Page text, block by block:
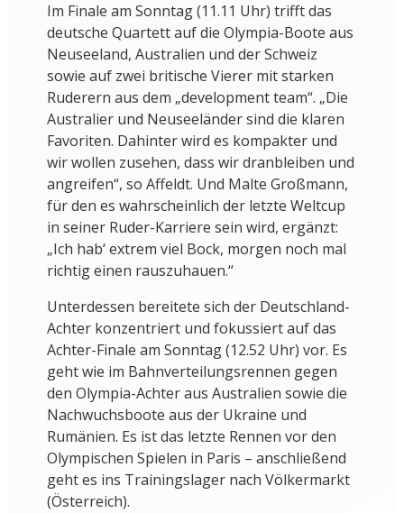
Im Finale am Sonntag (11.11 Uhr) trifft das
deutsche Quartett auf die Olympia-Boote aus
Neuseeland, Australien und der Schweiz
sowie auf zwei britische Vierer mit starken
Ruderern aus dem „development team“. „Die
Australier und Neuseeländer sind die klaren
Favoriten. Dahinter wird es kompakter und
wir wollen zusehen, dass wir dranbleiben und
angreifen“, so Affeldt. Und Malte Großmann,
für den es wahrscheinlich der letzte Weltcup
in seiner Ruder-Karriere sein wird, ergänzt:
„Ich hab‘ extrem viel Bock, morgen noch mal
richtig einen rauszuhauen.“
Unterdessen bereitete sich der Deutschland-
Achter konzentriert und fokussiert auf das
Achter-Finale am Sonntag (12.52 Uhr) vor. Es
geht wie im Bahnverteilungsrennen gegen
den Olympia-Achter aus Australien sowie die
Nachwuchsboote aus der Ukraine und
Rumänien. Es ist das letzte Rennen vor den
Olympischen Spielen in Paris – anschließend
geht es ins Trainingslager nach Völkermarkt
(Österreich).